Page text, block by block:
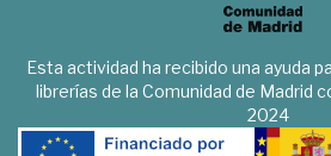
Esta actividad ha recibido una ayuda
librerías de la Comunidad de Madrid
2024